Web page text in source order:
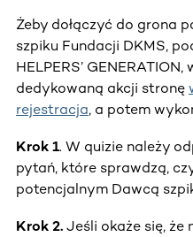
Żeby dołączyć do grona
szpiku Fundacji DKMS,
HELPERS’
dedykowaną akcji stronę
rejestracja, a potem
Krok 1. W quizie należy
pytań, które sprawdzą,
potencjalnym Dawcą
Krok 2. Jeśli okaże się, że